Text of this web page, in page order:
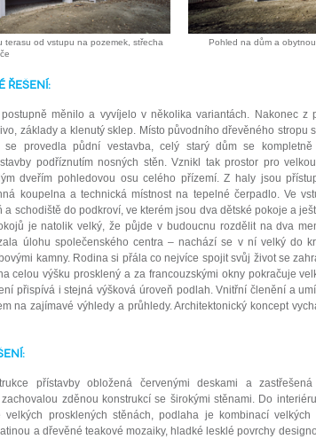
terasu od vstupu na pozemek, střecha
Pohled na dům a
řešení:
měnilo a vyvíjelo v několika variantách. Nakonec z
základy a klenutý sklep. Místo původního dřevěného stropu
se provedla půdní vestavba, celý starý dům se
podříznutím nosných stěn. Vznikl tak prostor pro
dveřím pohledovou osu celého přízemí. Z haly jsou
koupelna a technická místnost na tepelné čerpadlo. Ve
a schodiště do podkroví, ve kterém jsou dva dětské pokoje a
je natolik velký, že půjde v budoucnu rozdělit na dva
úlohu společenského centra – nachází se v ní velký do
kamny. Rodina si přála co nejvíce spojit svůj život se
celou výšku prosklený a za francouzskými okny pokračuje
přispívá i stejná výšková úroveň podlah. Vnitřní členění a
na zajímavé výhledy a průhledy. Architektonický koncept
přístavby obložená červenými deskami a
zděnou konstrukcí se širokými stěnami. Do
prosklených stěnách, podlaha je kombinací velkých
a dřevěné teakové mozaiky, hladké lesklé povrchy